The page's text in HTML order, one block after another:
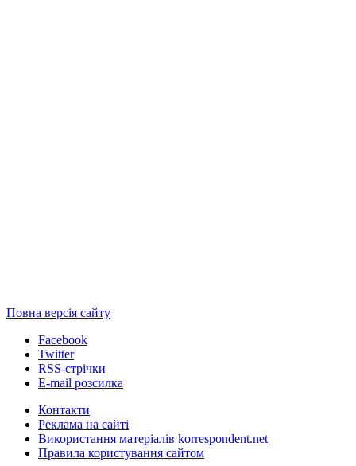
Повна версія сайту
Facebook
Twitter
RSS-стрічки
E-mail розсилка
Контакти
Реклама на сайті
Використання матеріалів korrespondent.net
Правила користування сайтом